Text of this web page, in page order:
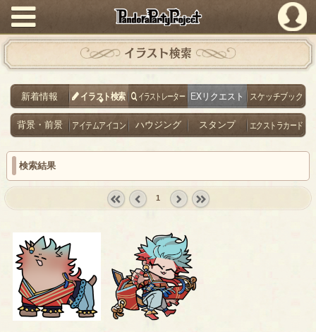
PandoraPartyProject
イラスト検索
新着情報 イラスト検索 イラストレーター EXリクエスト スケッチブック
背景・前景 アイテムアイコン ハウジング スタンプ エクストラカード
検索結果
1